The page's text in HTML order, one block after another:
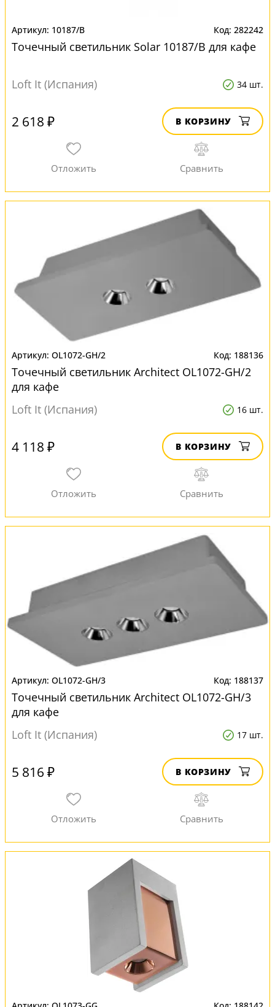
10187/B 282242
Точечный светильник Solar 10187/B для кафе
Loft It (Испания) 34 шт.
2 618 ₽ В КОРЗИНУ
OL1072-GH/2 188136
Точечный светильник Architect OL1072-GH/2
для кафе
Loft It (Испания)
16 шт.
4 118 ₽ В КОРЗИНУ
OL1072-GH/3 188137
Точечный светильник Architect OL1072-GH/3
для кафе
Loft It (Испания)
17 шт.
5 816 ₽ В КОРЗИНУ